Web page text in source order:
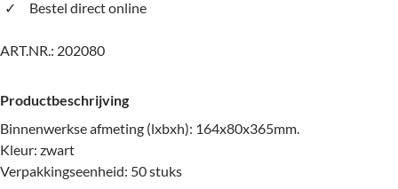
Bestel direct online
ART.NR.: 202080
Productbeschrijving
Binnenwerkse afmeting (lxbxh): 164x80x365mm.
Kleur: zwart
Verpakkingseenheid: 50 stuks